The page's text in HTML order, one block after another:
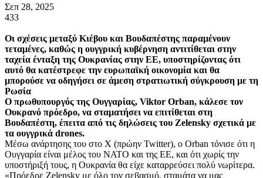
Σεπ 28, 2025
433
Οι σχέσεις μεταξύ Κιέβου και Βουδαπέστης παραμένουν
τεταμένες, καθώς η ουγγρική κυβέρνηση αντιτίθεται στην
ταχεία ένταξη της Ουκρανίας στην ΕΕ, υποστηρίζοντας ότι
αυτό θα κατέστρεφε την ευρωπαϊκή οικονομία και θα
μπορούσε να οδηγήσει σε άμεση στρατιωτική σύγκρουση με τη
Ρωσία
Ο πρωθυπουργός της Ουγγαρίας, Viktor Orban, κάλεσε τον
Ουκρανό πρόεδρο, να σταματήσει να επιτίθεται στη
Βουδαπέστη, έπειτα από τις δηλώσεις του Zelensky σχετικά με
τα ουγγρικά drones.
Μέσω ανάρτησης του στο X (πρώην Twitter), ο Orban τόνισε ότι η
Ουγγαρία είναι μέλος του ΝΑΤΟ και της ΕΕ, και ότι χωρίς την
υποστήριξή τους, η Ουκρανία θα είχε καταρρεύσει πολύ νωρίτερα.
«Πρόεδρε Zelensky με όλο τον σεβασμό, σταμάτα να μας